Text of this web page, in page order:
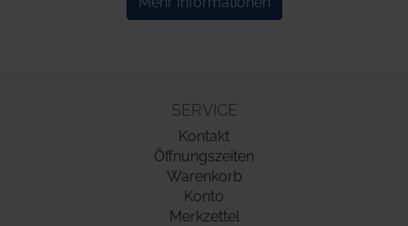
SERVICE
Kontakt
Öffnungszeiten
Warenkorb
Konto
Merkzettel